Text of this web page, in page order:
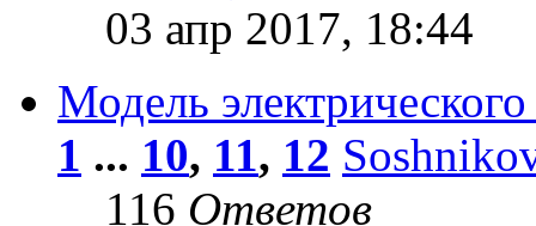
03 апр 2017, 18:44
Модель электрического
1 ... 10, 11, 12
116 Ответов